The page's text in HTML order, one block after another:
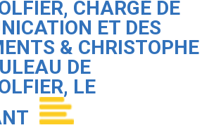
CHARGÉ DE
ET DES
& CHRISTOPHE
DE
LE